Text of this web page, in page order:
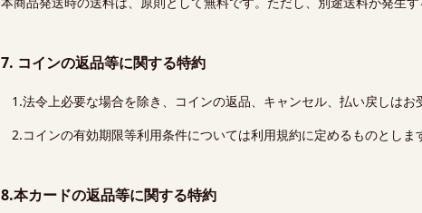
7. コインの返品等に関する特約
法令上必要な場合を除き、コインの返品、キャンセル、払い戻しはお
コインの有効期限等利用条件については利用規約に定めるものとしま
8.本カードの返品等に関する特約